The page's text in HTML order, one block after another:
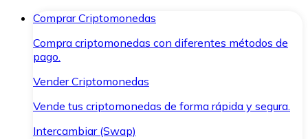
Comprar Criptomonedas
Compra criptomonedas con diferentes métodos de
pago.
Vender Criptomonedas
Vende tus criptomonedas de forma rápida y segura.
Intercambiar (Swap)